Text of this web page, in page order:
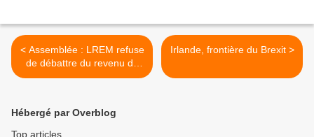
< Assemblée : LREM refuse
de débattre du revenu de
base
Irlande, frontière du Brexit >
Hébergé par Overblog
Top articles